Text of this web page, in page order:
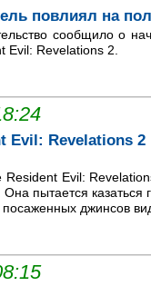
повлиял на
сообщило о
Evil: Revelations 2.
Evil: Revelations 2
Evil:
Она пытается казаться
посаженных джинсов